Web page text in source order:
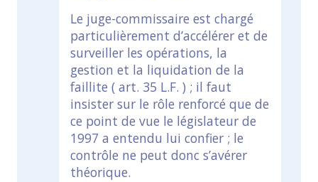
Le juge-commissaire est chargé
particulièrement d’accélérer et de
surveiller les opérations, la
gestion et la liquidation de la
faillite ( art. 35 L.F. ) ; il faut
insister sur le rôle renforcé que de
ce point de vue le législateur de
1997 a entendu lui confier ; le
contrôle ne peut donc s’avérer
théorique.